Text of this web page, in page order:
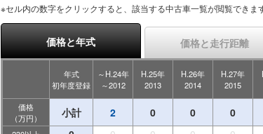
※セル内の数字をクリックすると、該当する中古車一覧が閲覧でき
価格と年式 価格と走行距離
年式
初年度登録
～H.24年
～2012
H.25年
2013
H.26年
2014
H.27年
2015
価格
（万円）
小計 2 0 0 0